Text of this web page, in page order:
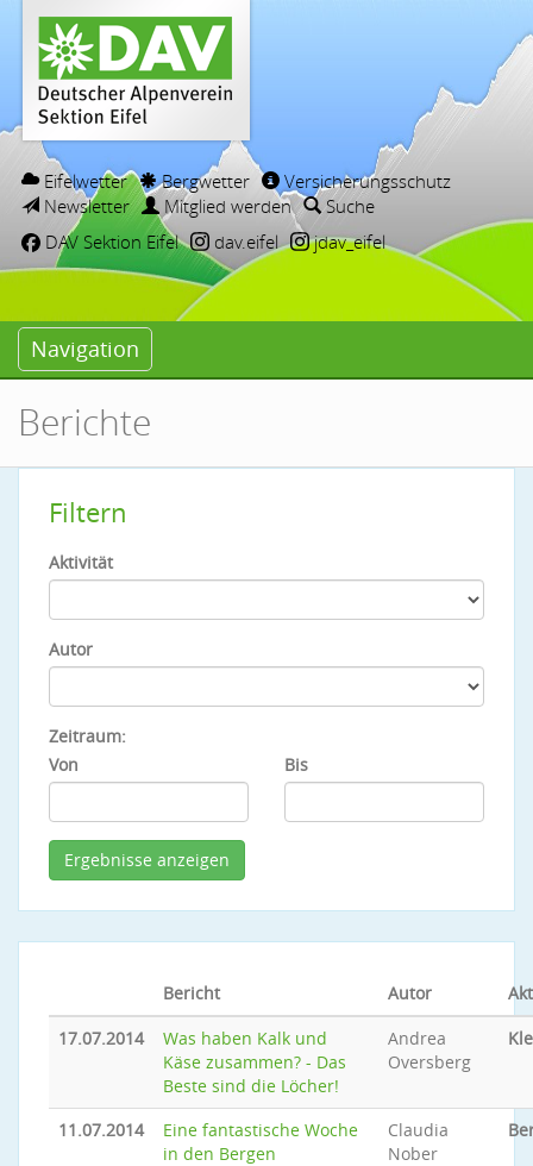
Eifelwetter Bergwetter
Versicherungsschutz
Newsletter
Mitglied werden
Suche
DAV Sektion Eifel
dav.eifel jdav_eifel
Navigation
Berichte
Filtern
Aktivität
Autor
Zeitraum:
Von
Bis
Bericht Autor
17.07.2014
Was haben Kalk und
Käse zusammen? - Das
Beste sind die Löcher!
Andrea
Oversberg
11.07.2014
Eine fantastische Woche
in den Bergen
Claudia
Nober